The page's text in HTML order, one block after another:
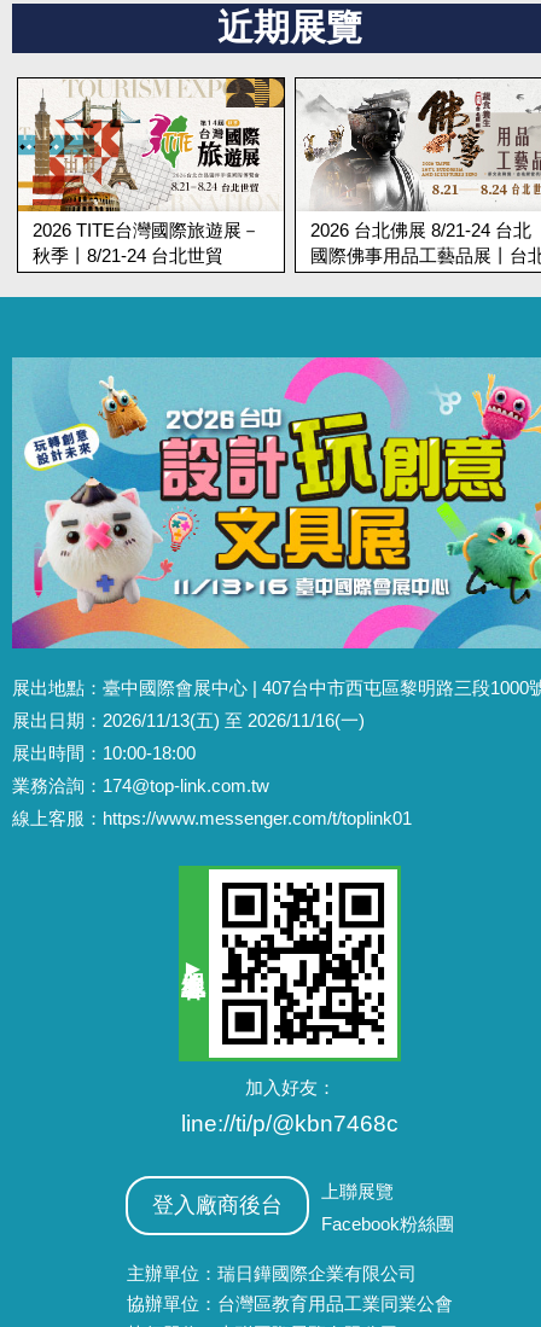
近期展覽
2026 台北佛展 8/21-24 台北
國際佛事用品工藝品展丨台北
第19屆台北蔬食展 8/21-24
北國際蔬食養生展丨台北世
展出地點：臺中國際會展中心 | 407台中市西屯區黎明路三段1000
展出日期：2026/11/13(五) 至 2026/11/16(一)
展出時間：10:00-18:00
業務洽詢： 174@top-link.com.tw
線上客服： https://www.messenger.com/t/toplink01
加入好友：
line://ti/p/@kbn7468c
登入廠商後台
上聯展覽
Facebook粉絲團
主辦單位：瑞日鏵國際企業有限公司
協辦單位：台灣區教育用品工業同業公會